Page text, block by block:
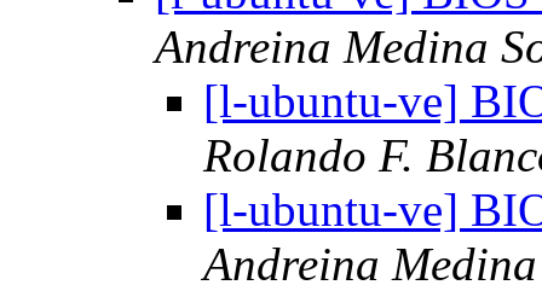
Andreina Medina
[l-ubuntu-ve]
Rolando F.
[l-ubuntu-ve]
Andreina